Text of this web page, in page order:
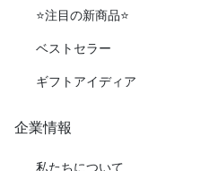
⭐️注目の新商品⭐️
ベストセラー
ギフトアイディア
企業情報
私たちについて